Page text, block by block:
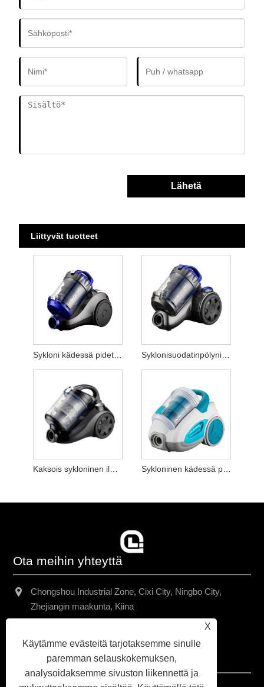
Lähetä
Liittyvät tuotteet
Sykloni kädessä pidettävä pölynimurit Syklonisuodatinpölynimuri
Kaksois sykloninen ilmavirran pölynimuri Sykloninen kädessä pidettävä pölynimuri
Ota meihin yhteyttä
Chongshou Industrial Zone, Cixi City, Ningbo City,
Zhejiangin maakunta, Kiina
chriswang@yah.asia
X
Käytämme evästeitä tarjotaksemme sinulle
paremman selauskokemuksen,
analysoidaksemme sivuston liikennettä ja